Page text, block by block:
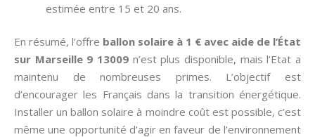
estimée entre 15 et 20 ans.
En résumé, l’offre ballon solaire à 1 € avec aide de l’État
sur Marseille 9 13009 n’est plus disponible, mais l’Etat a
maintenu de nombreuses primes. L’objectif est
d’encourager les Français dans la transition énergétique.
Installer un ballon solaire à moindre coût est possible, c’est
même une opportunité d’agir en faveur de l’environnement